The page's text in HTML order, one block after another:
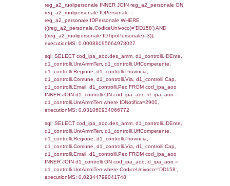
(((((a1_stabilimento LEFT JOIN el_comuni
a1_stabilimento.ComuneStab =
LEFT JOIN el_province ON
= el_province.IstProvincia) LEFT JOIN
a1_stabilimento.RegioneStab =
LEFT JOIN el_comuni AS el_comuni_1 ON
a1_stabilimento.IstComuneSL =
LEFT JOIN el_province AS el_province_1
a1_stabilimento.IstProvinciaSL =
el_province_1.IstProvincia) LEFT JOIN
el_regioni_1 ON
el_regioni_1.IstRegione where
executionMS: 0.00050187110900879
sql: SELECT reg_a1_stabilimento.*,
ComuneST, el_province.citta as